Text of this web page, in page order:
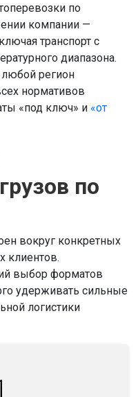
по
компании —
транспорт с
диапазона.
регион
нормативов
«под ключ» и «от
по
вокруг конкретных
клиентов.
выбор форматов
удерживать сильные
логистики